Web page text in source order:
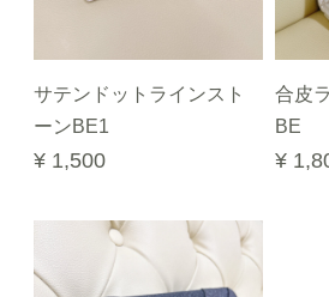
サテンドットラインスト
ーンBE1
¥ 1,500
合皮
BE
¥